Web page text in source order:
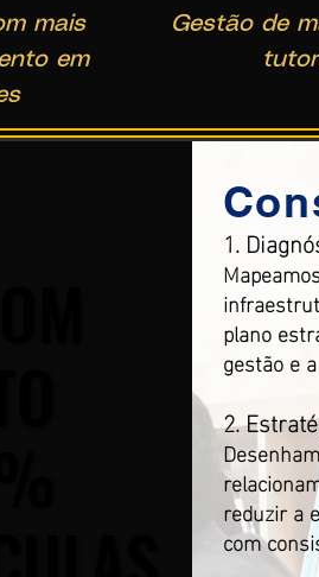
mais
em
Gestão de
1.
plano
gestão e
2.
reduzir a
com